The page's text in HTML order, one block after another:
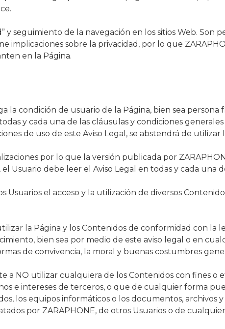
y seguimiento de la navegación en los sitios Web. Son
implicaciones sobre la privacidad, por lo que
en la Página.
la condición de usuario de la Página, bien sea
y cada una de las cláusulas y condiciones
de uso de este Aviso Legal, se abstendrá de utilizar
por lo que la versión publicada por
Usuario debe leer el Aviso Legal en todas y cada una
Usuarios el acceso y la utilización de diversos
la Página y los Contenidos de conformidad con la
bien sea por medio de este aviso legal o en
de convivencia, la moral y buenas costumbres
a NO utilizar cualquiera de los Contenidos con fines o
e intereses de terceros, o que de cualquier forma
los equipos informáticos o los documentos, archivos
por ZARAPHONE, de otros Usuarios o de